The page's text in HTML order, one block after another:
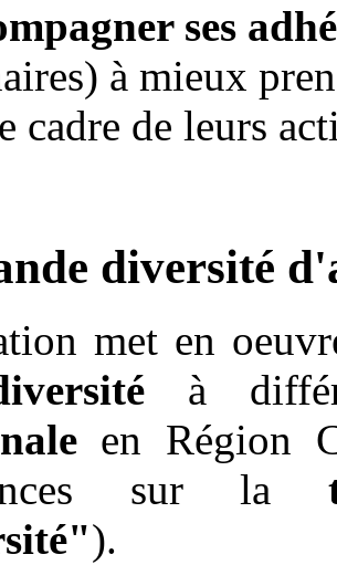
ses
à mieux
cadre de leurs
diversité
met en
à
en Région
sur la
).